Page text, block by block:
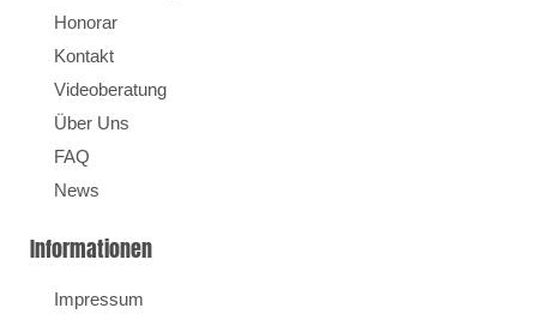
Honorar
Kontakt
Videoberatung
Über Uns
FAQ
News
Informationen
Impressum